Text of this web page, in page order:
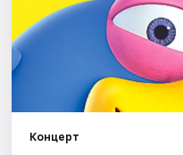
Экскурсии
Спорт
События
Концерт